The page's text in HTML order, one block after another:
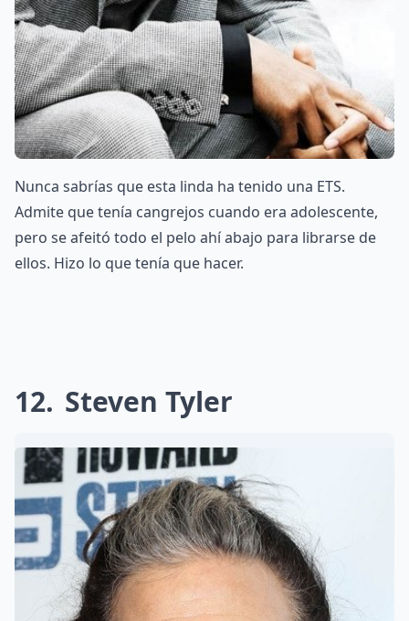
Nunca sabrías que esta linda ha tenido una ETS.
Admite que tenía cangrejos cuando era adolescente,
pero se afeitó todo el pelo ahí abajo para librarse de
ellos. Hizo lo que tenía que hacer.
12 Steven Tyler